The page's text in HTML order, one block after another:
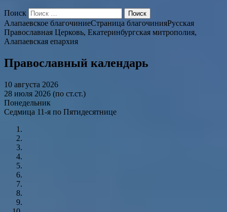
Поиск
Алапаевское благочиниеСтраница благочинияРусская
Православная Церковь, Екатеринбургская митрополия,
Алапаевская епархия
Православный календарь
10 августа 2026
28 июля 2026 (по ст.ст.)
Понедельник
Седмица 11-я по Пятидесятнице